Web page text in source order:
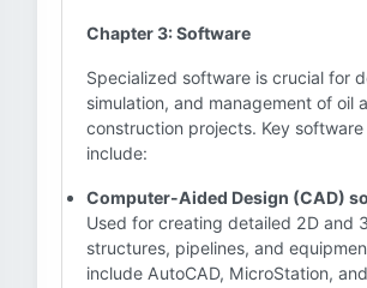
Chapter 3: Software
Specialized software is crucial for
simulation, and management of oil
construction projects. Key
include:
Computer-Aided Design (CAD)
Used for creating detailed 2D and
structures, pipelines, and
include AutoCAD, MicroStation,